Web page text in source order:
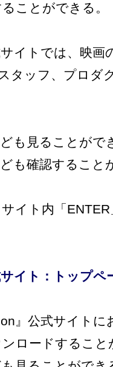
ことができる。
イトでは、映画
タッフ、プロダ
も見ることがで
も確認すること
イト内「
イト：トップペ
』公式サイトに
ロードするこ